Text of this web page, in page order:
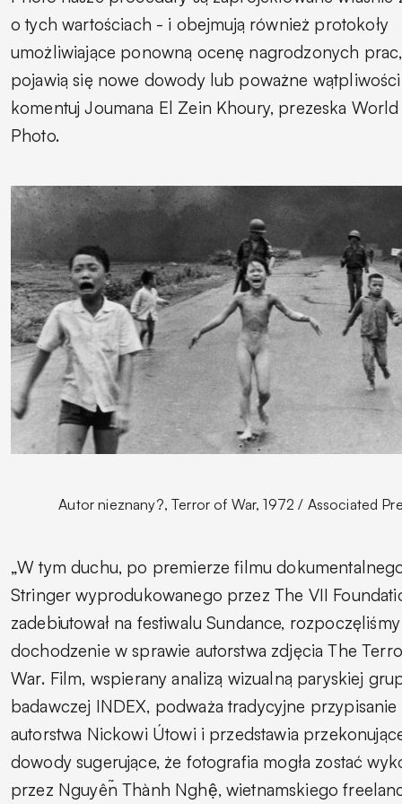
o tych wartościach - i obejmują również protokoły
umożliwiające ponowną ocenę nagrodzonych
pojawią się nowe dowody lub poważne
komentuj Joumana El Zein Khoury, prezeska World
Photo.
Autor nieznany?, Terror of War, 1972 / Associated
„W tym duchu, po premierze filmu
Stringer wyprodukowanego przez The VII
zadebiutował na festiwalu Sundance, rozpoczęliśmy
dochodzenie w sprawie autorstwa zdjęciaThe
War. Film, wspierany analizą wizualną paryskiej
badawczej INDEX, podważa tradycyjne przypisanie
autorstwa Nickowi Útowi i przedstawia
dowody sugerujące, że fotografia mogła zostać
przez Nguyễn Thành Nghệ, wietnamskiego